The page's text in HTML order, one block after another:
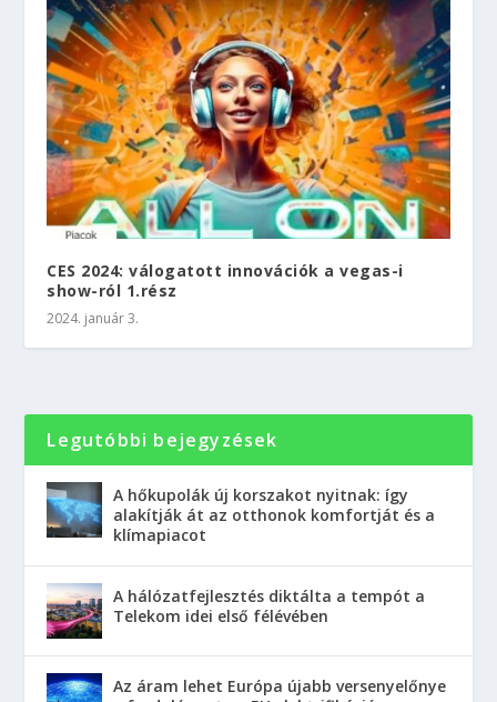
CES 2024: válogatott innovációk a vegas-i
show-ról 1.rész
2024. január 3.
Legutóbbi bejegyzések
A hőkupolák új korszakot nyitnak: így
alakítják át az otthonok komfortját és a
klímapiacot
A hálózatfejlesztés diktálta a tempót a
Telekom idei első félévében
Az áram lehet Európa újabb versenyelőnye